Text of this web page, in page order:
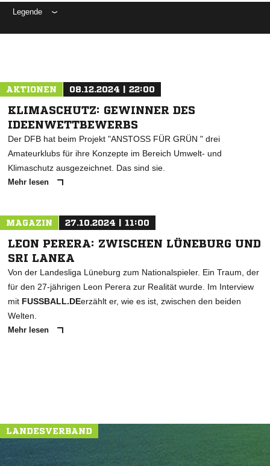
Legende
AKTIONEN 08.12.2024 | 22:00
KLIMASCHUTZ: GEWINNER DES
IDEENWETTBEWERBS
Der DFB hat beim Projekt "ANSTOSS FÜR GRÜN " drei
Amateurklubs für ihre Konzepte im Bereich Umwelt- und
Klimaschutz ausgezeichnet. Das sind sie.
Mehr lesen
MAGAZIN 27.10.2024 | 11:00
LEON PERERA: ZWISCHEN LÜNEBURG UND
SRI LANKA
Von der Landesliga Lüneburg zum Nationalspieler. Ein Traum, der
für den 27-jährigen Leon Perera zur Realität wurde. Im Interview
mit FUSSBALL.DEerzählt er, wie es ist, zwischen den beiden
Welten.
Mehr lesen
LANDESVERBAND